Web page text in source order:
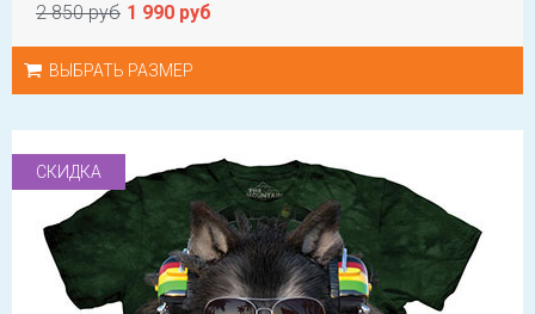
2 850 руб 1 990 руб
ВЫБРАТЬ РАЗМЕР
СКИДКА